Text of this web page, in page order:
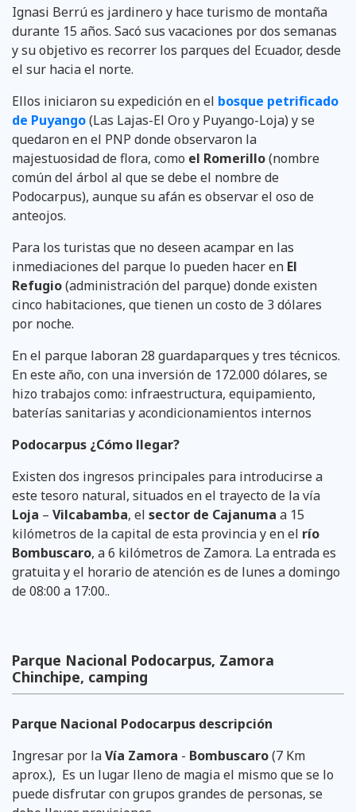
Ignasi Berrú es jardinero y hace turismo de montaña
durante 15 años. Sacó sus vacaciones por dos semanas
y su objetivo es recorrer los parques del Ecuador, desde
el sur hacia el norte.
Ellos iniciaron su expedición en el bosque petrificado
de Puyango(Las Lajas-El Oro y Puyango-Loja) y se
quedaron en el PNP donde observaron la
majestuosidad de flora, como el Romerillo(nombre
común del árbol al que se debe el nombre de
Podocarpus), aunque su afán es observar el oso de
anteojos.
Para los turistas que no deseen acampar en las
inmediaciones del parque lo pueden hacer en El
Refugio(administración del parque) donde existen
cinco habitaciones, que tienen un costo de 3 dólares
por noche.
En el parque laboran 28 guardaparques y tres técnicos.
En este año, con una inversión de 172.000 dólares, se
hizo trabajos como: infraestructura, equipamiento,
baterías sanitarias y acondicionamientos internos
Podocarpus ¿Cómo llegar?
Existen dos ingresos principales para introducirse a
este tesoro natural, situados en el trayecto de la vía
Loja – Vilcabamba, el sector de Cajanuma a 15
kilómetros de la capital de esta provincia y en el río
Bombuscaro, a 6 kilómetros de Zamora. La entrada es
gratuita y el horario de atención es de lunes a domingo
de 08:00 a 17:00..
Parque Nacional Podocarpus, Zamora
Chinchipe, camping
Parque Nacional Podocarpus descripción
Ingresar por laVía Zamora - Bombuscaro(7 Km
aprox.), Es un lugar lleno de magia el mismo que se lo
puede disfrutar con grupos grandes de personas, se